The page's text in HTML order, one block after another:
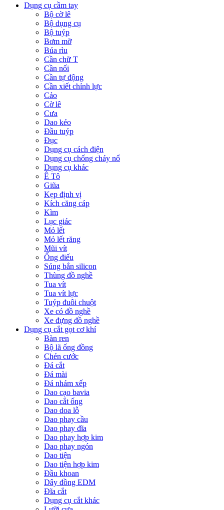
Dụng cụ cầm tay
Bộ cờ lê
Bộ dụng cụ
Bộ tuýp
Bơm mỡ
Búa rìu
Cần chữ T
Cần nối
Cần tự động
Cần xiết chỉnh lực
Cảo
Cờ lê
Cưa
Dao kéo
Đầu tuýp
Đục
Dụng cụ cách điện
Dụng cụ chống cháy nổ
Dụng cụ khác
Ê Tô
Giũa
Kẹp định vị
Kích căng cáp
Kìm
Lục giác
Mỏ lết
Mỏ lết răng
Mũi vít
Ống điếu
Súng bắn silicon
Thùng đồ nghề
Tua vít
Tua vít lực
Tuýp đuôi chuột
Xe có đồ nghề
Xe đựng đồ nghề
Dụng cụ cắt gọt cơ khí
Bàn ren
Bộ lã ống đồng
Chén cước
Đá cắt
Đá mài
Đá nhám xếp
Dao cạo bavia
Dao cắt ống
Dao doa lỗ
Dao phay cầu
Dao phay đĩa
Dao phay hợp kim
Dao phay ngón
Dao tiện
Dao tiện hợp kim
Đầu khoan
Dây đồng EDM
Đĩa cắt
Dụng cụ cắt khác